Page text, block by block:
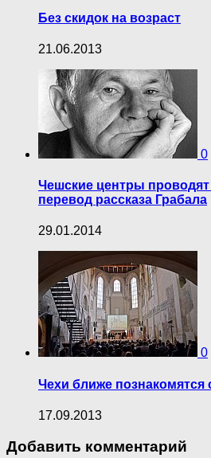
Без скидок на возраст
21.06.2013
0
Чешские центры
перевод рассказа Грабала
29.01.2014
0
Чехи ближе познакомятся
17.09.2013
Добавить комментарий